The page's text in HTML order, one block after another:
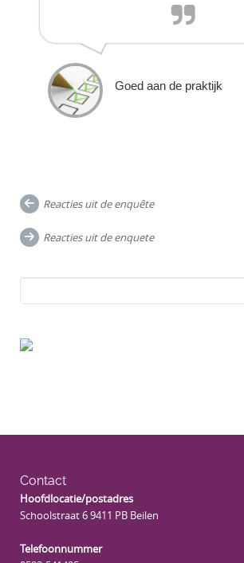
Goed aan de praktijk
Post
navigation
Reacties uit de enquête
Reacties uit de enquete
for:
Contact
Hoofdlocatie/postadres
Schoolstraat 6 9411 PB Beilen
Telefoonnummer